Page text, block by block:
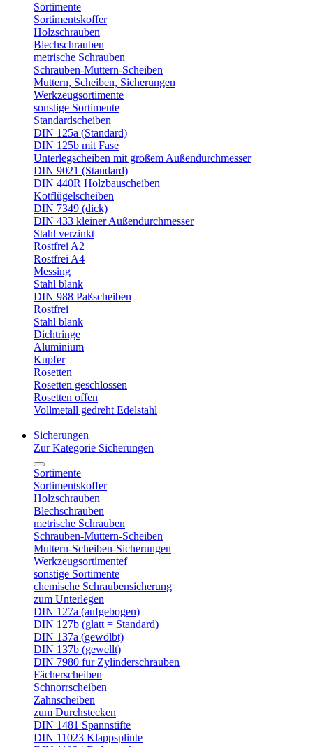
Sortimente
Sortimentskoffer
Holzschrauben
Blechschrauben
metrische Schrauben
Schrauben-Muttern-Scheiben
Muttern, Scheiben, Sicherungen
Werkzeugsortimente
sonstige Sortimente
Standardscheiben
DIN 125a (Standard)
DIN 125b mit Fase
Unterlegscheiben mit großem Außendurchmesser
DIN 9021 (Standard)
DIN 440R Holzbauscheiben
Kotflügelscheiben
DIN 7349 (dick)
DIN 433 kleiner Außendurchmesser
Stahl verzinkt
Rostfrei A2
Rostfrei A4
Messing
Stahl blank
DIN 988 Paßscheiben
Rostfrei
Stahl blank
Dichtringe
Aluminium
Kupfer
Rosetten
Rosetten geschlossen
Rosetten offen
Vollmetall gedreht Edelstahl
Sicherungen
Zur Kategorie Sicherungen
Sortimente
Sortimentskoffer
Holzschrauben
Blechschrauben
metrische Schrauben
Schrauben-Muttern-Scheiben
Muttern-Scheiben-Sicherungen
Werkzeugsortimentef
sonstige Sortimente
chemische Schraubensicherung
zum Unterlegen
DIN 127a (aufgebogen)
DIN 127b (glatt = Standard)
DIN 137a (gewölbt)
DIN 137b (gewellt)
DIN 7980 für Zylinderschrauben
Fächerscheiben
Schnorrscheiben
Zahnscheiben
zum Durchstecken
DIN 1481 Spannstifte
DIN 11023 Klappsplinte